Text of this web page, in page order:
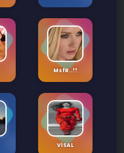
MsfR..!!
VİSAL